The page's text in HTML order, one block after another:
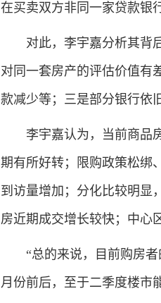
在买卖双方非同一家贷款银
对此，李宇嘉分析其背后
对同一套房产的评估价值有
款减少等；三是部分银行依
李宇嘉认为，当前商品房
期有所好转；限购政策松绑
到访量增加；分化比较明显
房近期成交增长较快；中心
“总的来说，目前购房者
月份前后，至于二季度楼市